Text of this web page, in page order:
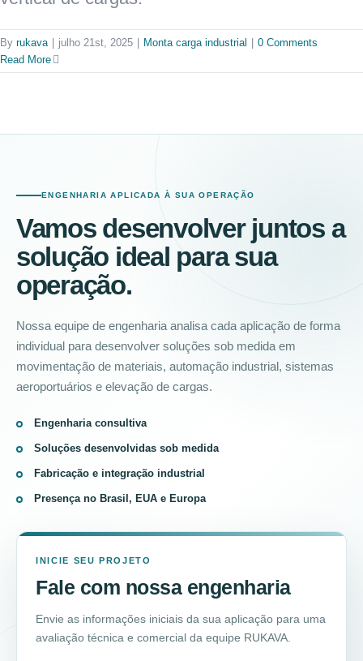
By rukava | julho 21st, 2025 | Monta carga industrial | 0 Comments
Read More
ENGENHARIA APLICADA À SUA OPERAÇÃO
Vamos desenvolver juntos a
solução ideal para sua
operação.
Nossa equipe de engenharia analisa cada aplicação de forma
individual para desenvolver soluções sob medida em
movimentação de materiais, automação industrial, sistemas
aeroportuários e elevação de cargas.
Engenharia consultiva
Soluções desenvolvidas sob medida
Fabricação e integração industrial
Presença no Brasil, EUA e Europa
INICIE SEU PROJETO
Fale com nossa engenharia
Envie as informações iniciais da sua aplicação para uma
avaliação técnica e comercial da equipe RUKAVA.